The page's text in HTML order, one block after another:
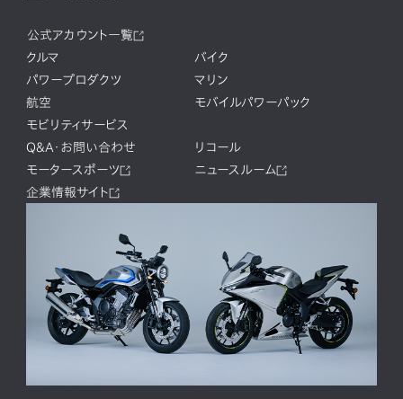
公式アカウント一覧
クルマ
バイク
パワープロダクツ
マリン
航空
モバイルパワーパック
モビリティサービス
Q&A・お問い合わせ
リコール
モータースポーツ
ニュースルーム
企業情報サイト